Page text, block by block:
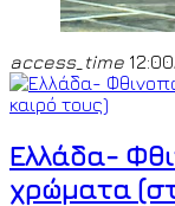
access_time
Ελλάδα-
χρώματα